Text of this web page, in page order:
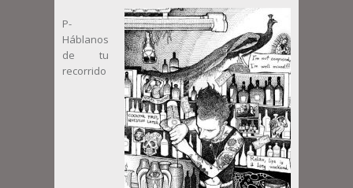
P-
Háblanos
de tu
recorrido